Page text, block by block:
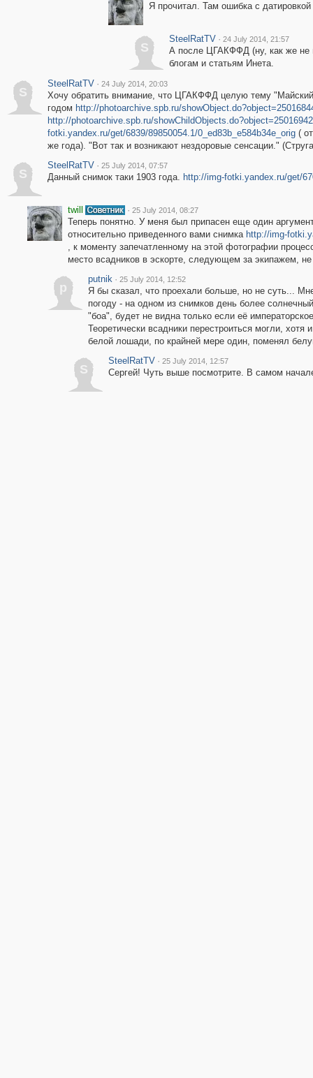
Я прочитал. Там ошибка с
S
SteelRatTV · 24 July 2014, 21:57
А после ЦГАКФФД (ну, как же не
блогам и статьям Инета.
S
SteelRatTV · 24 July 2014, 20:03
Хочу обратить внимание, что ЦГАКФФД целую тему
годом http://photoarchive.spb.ru/
http://photoarchive.spb.ru/
fotki.yandex.ru/get/6839/89850054.1/0_ed83b_e584b34e_orig( от
же года). "Вот так и возникают нездоровые сенсации."
S
SteelRatTV · 25 July 2014, 07:57
Данный снимок таки 1903 года. http://img-fotki.yandex.ru/get/
twill · 25 July 2014, 08:27
Теперь понятно. У меня был припасен еще один
относительно приведенного вами снимка http://img-
, к моменту запечатленному на этой фотографии
место всадников в эскорте, следующем за экипажем,
p
putnik · 25 July 2014, 12:52
Я бы сказал, что проехали больше, но не суть...
погоду - на одном из снимков день более
"боа", будет не видна только если её
Теоретически всадники перестроиться могли,
белой лошади, по крайней мере один, поменял
S
SteelRatTV · 25 July 2014, 12:57
Сергей! Чуть выше посмотрите. В самом